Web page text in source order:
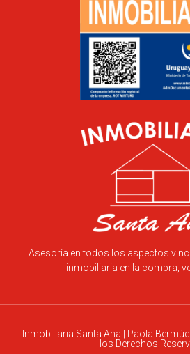
Asesoría en todos los aspectos
inmobiliaria en la compra,
Inmobiliaria Santa Ana | Paola
los Derechos